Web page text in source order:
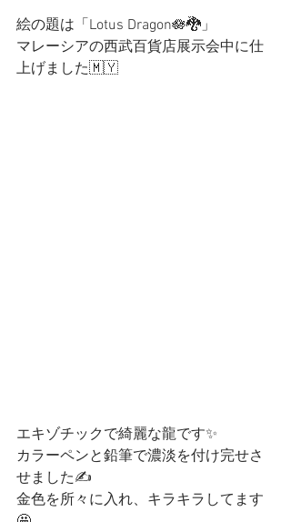
絵の題は「Lotus Dragon🪷🐉」
マレーシアの西武百貨店展示会中に仕
上げました🇲🇾
エキゾチックで綺麗な龍です✨
カラーペンと鉛筆で濃淡を付け完せさ
せました✍️
金色を所々に入れ、キラキラしてます